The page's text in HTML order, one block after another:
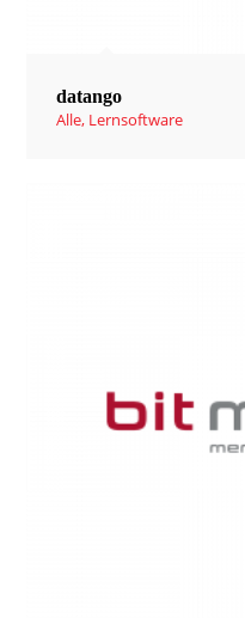
datango
Alle, Lernsoftware